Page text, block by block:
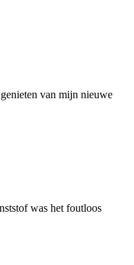
van mijn nieuwe
was het foutloos